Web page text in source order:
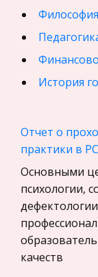
Философия
История
Физика
Авиация
Отчет о
практики в
Основными
психологии,
качеств